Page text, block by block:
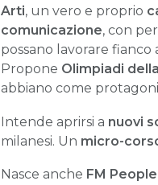
Arti, un vero e proprio
comunicazione, con
possano lavorare fianco
Propone Olimpiadi
abbiano come
Intende aprirsi a nuovi
milanesi. Un micro-
Nasce anche FM People